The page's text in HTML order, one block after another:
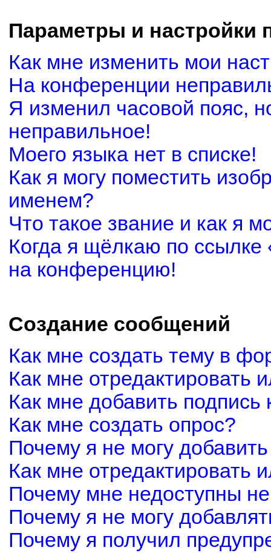
Параметры и настройки
Как мне изменить мои
На конференции
Я изменил часовой пояс,
неправильное!
Моего языка нет в списке!
Как я могу поместить
именем?
Что такое звание и как я
Когда я щёлкаю по ссылке
на конференцию!
Создание сообщений
Как мне создать тему в
Как мне отредактировать
Как мне добавить
Как мне создать опрос?
Почему я не могу
Как мне отредактировать
Почему мне недоступны
Почему я не могу
Почему я получил